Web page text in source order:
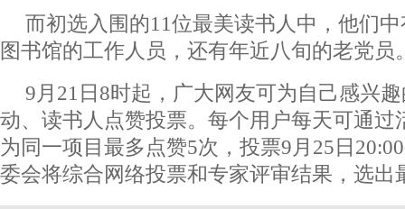
而初选入围的11位最美读书人中，他们
图书馆的工作人员，还有年近八旬的老党员
9月21日8时起，广大网友可为自己感兴
动、读书人点赞投票。每个用户每天可通过
为同一项目最多点赞5次，投票9月25日
委会将综合网络投票和专家评审结果，选出